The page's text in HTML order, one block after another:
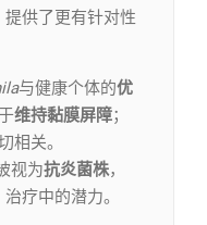
提供了更有针对性
与健康个体的优
维持黏膜屏障；
相关。
视为抗炎菌株，
治疗中的潜力。